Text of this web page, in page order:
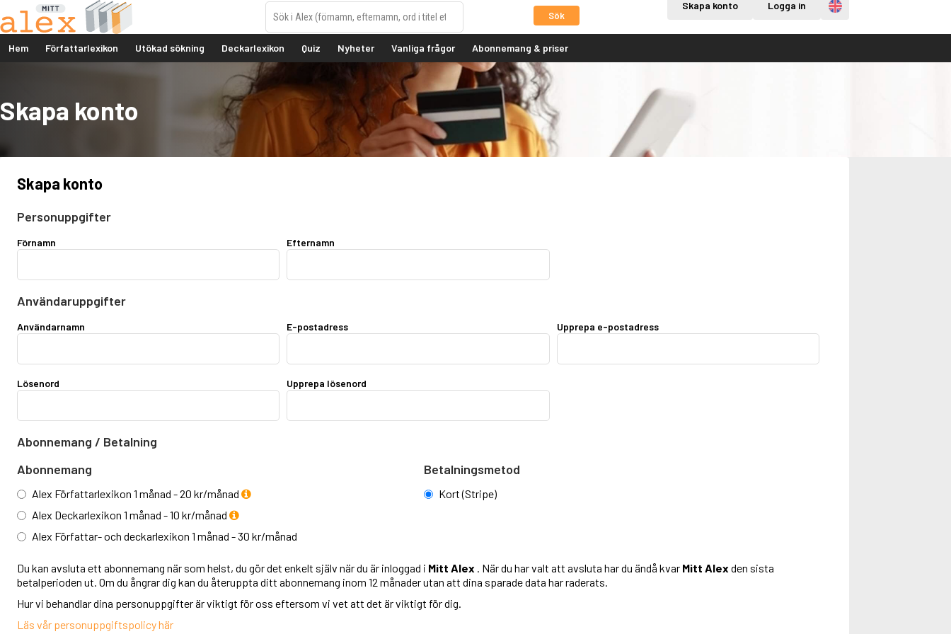
Sök
Skapa konto Logga in Engelska
Hem Författarlexikon Utökad sökning Deckarlexikon Quiz Nyheter Vanliga frågor Abonnemang & priser
Skapa konto
Skapa konto
Personuppgifter
Förnamn Efternamn
Användaruppgifter
Användarnamn E-postadress Upprepa e-postadress
Lösenord Upprepa lösenord
Abonnemang / Betalning
Abonnemang
Alex Författarlexikon 1 månad - 20 kr/månad
Alex Deckarlexikon 1 månad - 10 kr/månad
Alex Författar- och deckarlexikon 1 månad - 30 kr/månad
Betalningsmetod
Kort (Stripe)
Du kan avsluta ett abonnemang när som helst, du gör det enkelt själv när du är inloggad i Mitt Alex . När du har valt att avsluta har du ändå kvar Mitt Alex den sista
betalperioden ut. Om du ångrar dig kan du återuppta ditt abonnemang inom 12 månader utan att dina sparade data har raderats.
Hur vi behandlar dina personuppgifter är viktigt för oss eftersom vi vet att det är viktigt för dig.
Läs vår personuppgiftspolicy här